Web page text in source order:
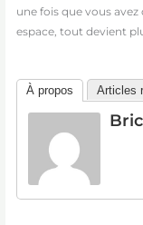
une fois que vous
espace, tout devient
À propos Articles